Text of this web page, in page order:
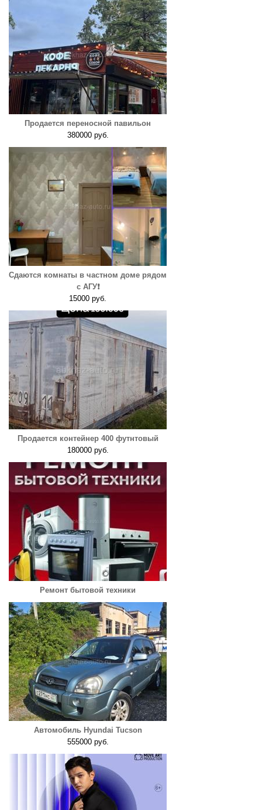
Продается переносной павильон
380000 руб.
Сдаются комнаты в частном доме рядом
с АГУ❗️
15000 руб.
Продается контейнер 400 футнтовый
180000 руб.
Ремонт бытовой техники
Автомобиль Hyundai Tucson
555000 руб.